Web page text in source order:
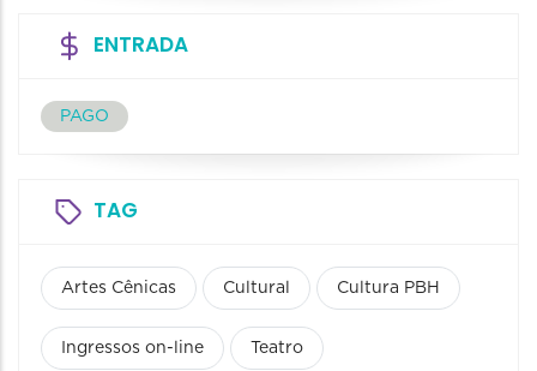
ENTRADA
PAGO
TAG
Artes Cênicas Cultural Cultura PBH
Ingressos on-line Teatro